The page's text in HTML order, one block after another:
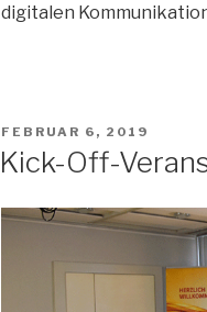
digitalen
VERÖFFENTLICHT
AM
FEBRUAR 6, 2019
Kick-Off-